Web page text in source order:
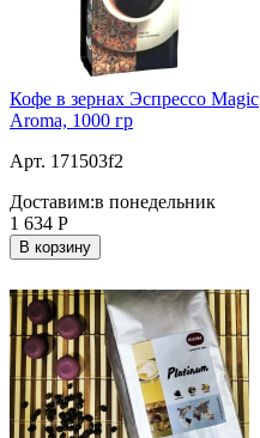
Кофе в зернах Эспрессо Magic
Aroma, 1000 гр
Арт. 171503f2
Доставим:в понедельник
1 634 Р
В корзину